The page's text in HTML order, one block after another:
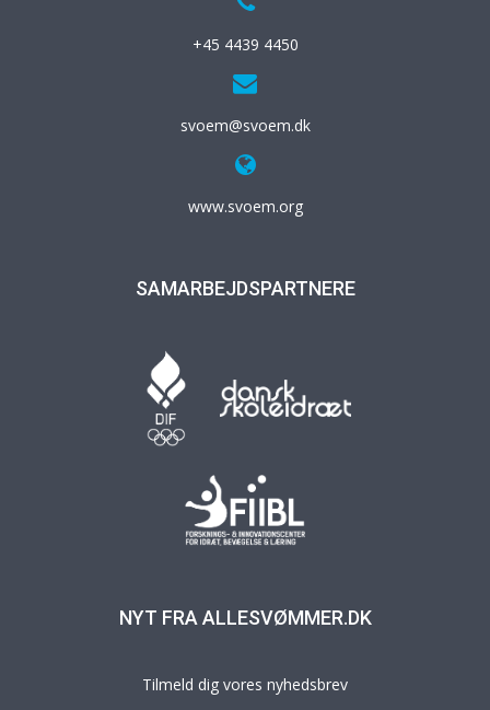
+45 4439 4450
svoem@svoem.dk
www.svoem.org
SAMARBEJDSPARTNERE
NYT FRA ALLESVØMMER.DK
Tilmeld dig vores nyhedsbrev